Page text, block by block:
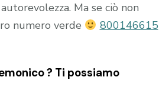
Ma se ciò non
numero verde
800146615
? Ti possiamo